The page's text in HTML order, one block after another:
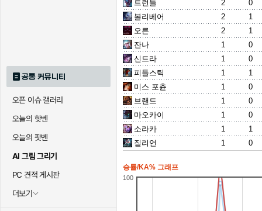
공통 커뮤니티
오픈 이슈 갤러리
오늘의 핫벤
오늘의 팟벤
AI 그림 그리기
PC 견적 게시판
더보기
트런들
2
0
볼리베어
2
1
오른
2
1
잔나
1
0
신드라
1
0
피들스틱
1
1
미스 포츈
1
0
브랜드
1
0
마오카이
1
0
소라카
1
1
질리언
1 0
승률/KA% 그래프
100